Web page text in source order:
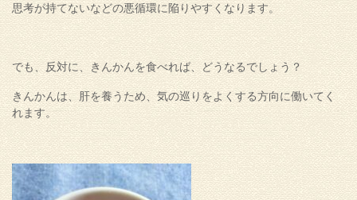
思考が持てないなどの悪循環に陥りやすくなります。
でも、反対に、きんかんを食べれば、どうなるでしょう？
きんかんは、肝を養うため、気の巡りをよくする方向に働いてく
れます。